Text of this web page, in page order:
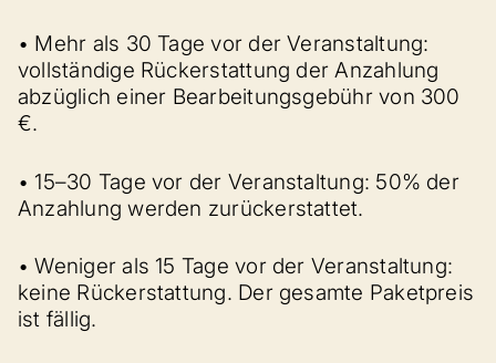
• Mehr als 30 Tage vor der Veranstaltung:
vollständige Rückerstattung der Anzahlung
abzüglich einer Bearbeitungsgebühr von 300
€.
• 15–30 Tage vor der Veranstaltung: 50% der
Anzahlung werden zurückerstattet.
• Weniger als 15 Tage vor der Veranstaltung:
keine Rückerstattung. Der gesamte Paketpreis
ist fällig.